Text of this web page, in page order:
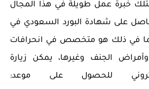
خبرة عمل طويلة في هذا المجال
حاصل على شهادة البورد السعودي في
في ذلك هو متخصص في انحرافات
الجنف وغيرها، يمكن زيارة
للحصول على موعد: